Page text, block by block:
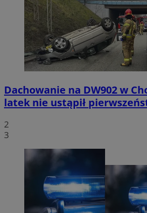
Dachowanie na DW902 w
latek nie ustąpił
2
3